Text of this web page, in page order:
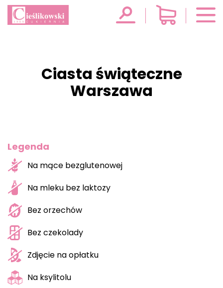
Ciasta świąteczne
Warszawa
Legenda
Na mące bezglutenowej
Na mleku bez laktozy
Bez orzechów
Bez czekolady
Zdjęcie na opłatku
Na ksylitolu